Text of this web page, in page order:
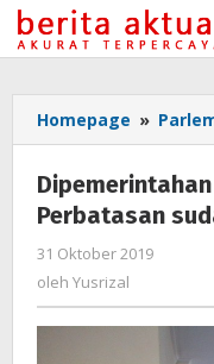
Lewati
ke
konten
Homepage »
Perbatasan
31 Oktober 2019
oleh Yusrizal